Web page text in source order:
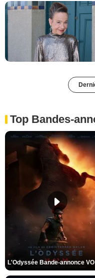
Top Bandes-